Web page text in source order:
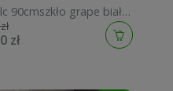
90cmszkło grape biały
zł